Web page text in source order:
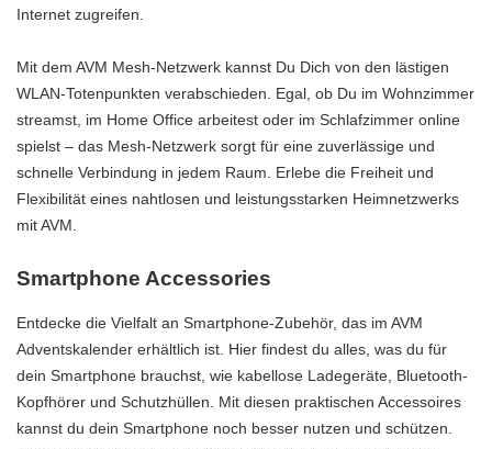
Internet zugreifen.
Mit dem AVM Mesh-Netzwerk kannst Du Dich von den lästigen
WLAN-Totenpunkten verabschieden. Egal, ob Du im Wohnzimmer
streamst, im Home Office arbeitest oder im Schlafzimmer online
spielst – das Mesh-Netzwerk sorgt für eine zuverlässige und
schnelle Verbindung in jedem Raum. Erlebe die Freiheit und
Flexibilität eines nahtlosen und leistungsstarken Heimnetzwerks
mit AVM.
Smartphone Accessories
Entdecke die Vielfalt an Smartphone-Zubehör, das im AVM
Adventskalender erhältlich ist. Hier findest du alles, was du für
dein Smartphone brauchst, wie kabellose Ladegeräte, Bluetooth-
Kopfhörer und Schutzhüllen. Mit diesen praktischen Accessoires
kannst du dein Smartphone noch besser nutzen und schützen.